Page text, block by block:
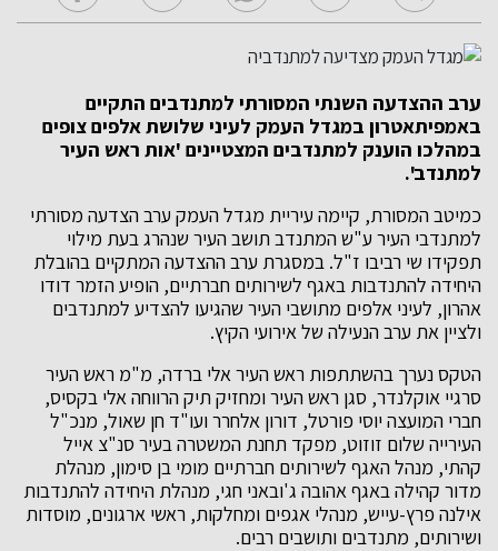
ערב ההצדעה השנתי המסורתי למתנדבים התקיים
באמפיתאטרון במגדל העמק לעיני שלושת אלפים צופים
במהלכו הוענק למתנדבים המצטיינים 'אות ראש העיר
למתנדב'.
כמיטב המסורת, קיימה עיריית מגדל העמק ערב הצדעה מסורתי
למתנדבי העיר ע"ש המתנדב תושב העיר שנהרג בעת מילוי
תפקידו שי רביבו ז"ל. במסגרת ערב ההצדעה המתקיים בהובלת
היחידה להתנדבות באגף לשירותים חברתיים, הופיע הזמר דודו
אהרון, לעיני אלפים מתושבי העיר שהגיעו להצדיע למתנדבים
ולציין את ערב הנעילה של אירועי הקיץ.
הטקס נערך בהשתתפות ראש העיר אלי ברדה, מ"מ ראש העיר
סרגיי אוקלנדר, סגן ראש העיר ומחזיק תיק הרווחה אלי בקסיס,
חברי המועצה יוסי פורטל, דורון אלחרר ועו"ד חן שאול, מנכ"ל
העירייה שלום זוזוט, מפקד תחנת המשטרה בעיר סנ"צ אייל
קהתי, מנהל האגף לשירותים חברתיים מומי בן סימון, מנהלת
מדור קהילה באגף אהובה ג'ובאני חגי, מנהלת היחידה להתנדבות
אילנה פרץ-עייש, מנהלי אגפים ומחלקות, ראשי ארגונים, מוסדות
ושירותים, מתנדבים ותושבים רבים.